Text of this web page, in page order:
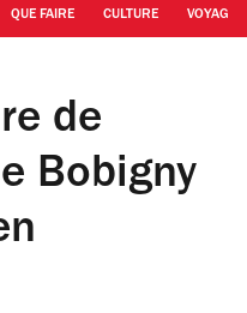
QUE FAIRE CULTURE VOYAGE
de
Bobigny